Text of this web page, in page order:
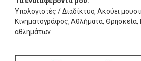
Υπολογιστές / Διαδίκτυο, Ακούει
Κινηματογράφος, Αθλήματα,
αθλημάτων